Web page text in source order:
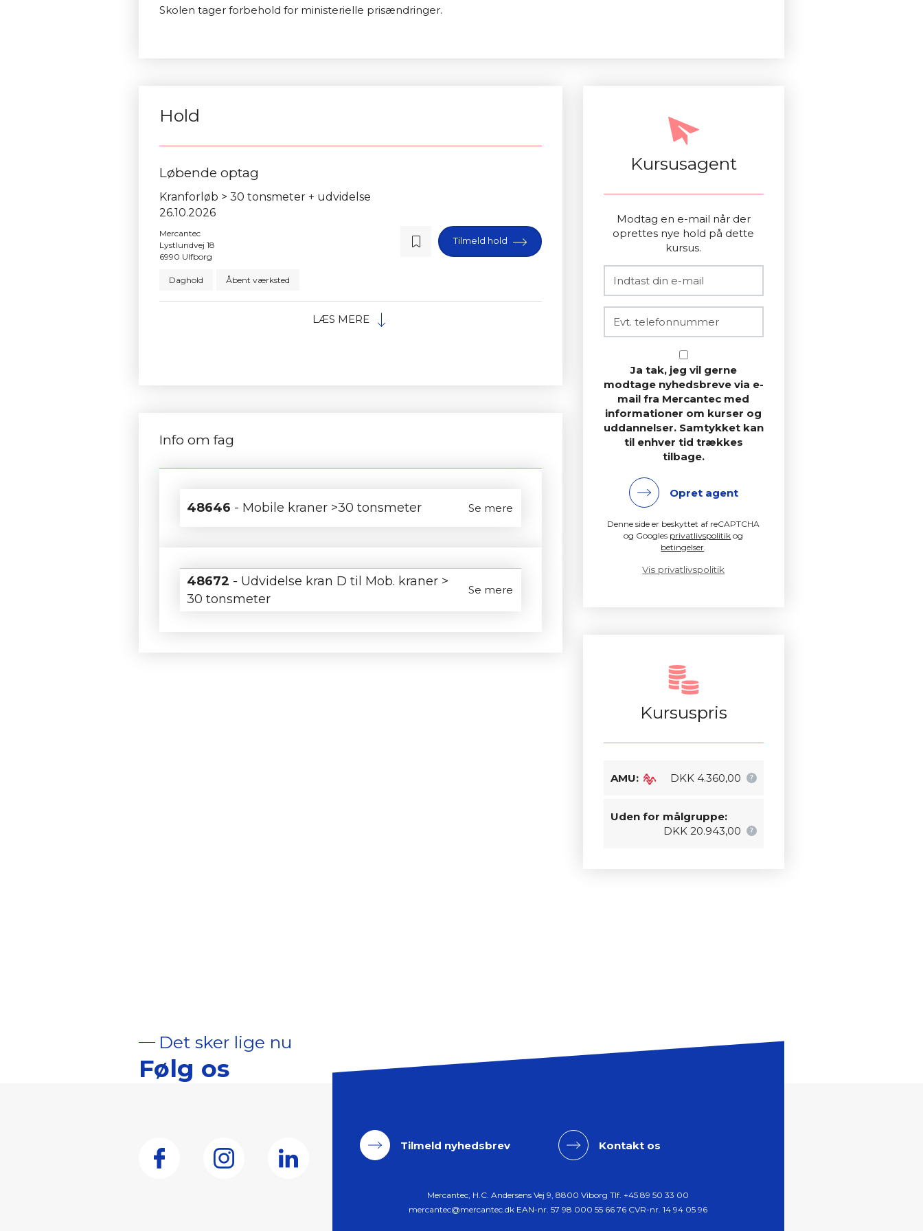
Skolen tager forbehold for ministerielle prisændringer.
Hold
Løbende optag
Kranforløb > 30 tonsmeter + udvidelse
26.10.2026
Mercantec
Lystlundvej 18
6990 Ulfborg
Daghold Åbent værksted
Tilmeld hold
LÆS MERE
Info om fag
48646 - Mobile kraner >30 tonsmeter Se mere
48672 - Udvidelse kran D til Mob. kraner >
30 tonsmeter
Se mere
Kursusagent
Modtag en e-mail når der
oprettes nye hold på dette
kursus.
Ja tak, jeg vil gerne
modtage nyhedsbreve via e-
mail fra Mercantec med
informationer om kurser og
uddannelser. Samtykket kan
til enhver tid trækkes
tilbage.
Opret agent
Denne side er beskyttet af reCAPTCHA
og Googles privatlivspolitik og
betingelser.
Vis privatlivspolitik
Kursuspris
AMU: DKK 4.360,00
Uden for målgruppe:
DKK 20.943,00
Det sker lige nu
Følg os
Tilmeld nyhedsbrev Kontakt os
Mercantec, H.C. Andersens Vej 9, 8800 Viborg Tlf.+45 89 50 33 00
mercantec@mercantec.dk EAN-nr. 57 98 000 55 66 76 CVR-nr. 14 94 05 96